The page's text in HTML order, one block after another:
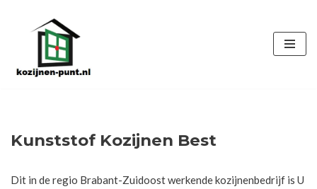
de
Kunststof Kozijnen Best
Dit in de regio Brabant-Zuidoost werkende kozijnenbedrijf is U